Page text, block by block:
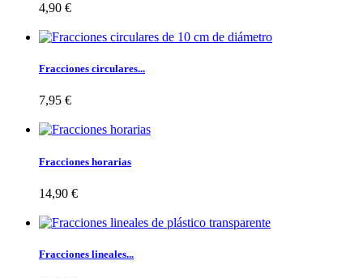
4,90 €
Fracciones circulares...
7,95 €
Fracciones horarias
14,90 €
Fracciones lineales...